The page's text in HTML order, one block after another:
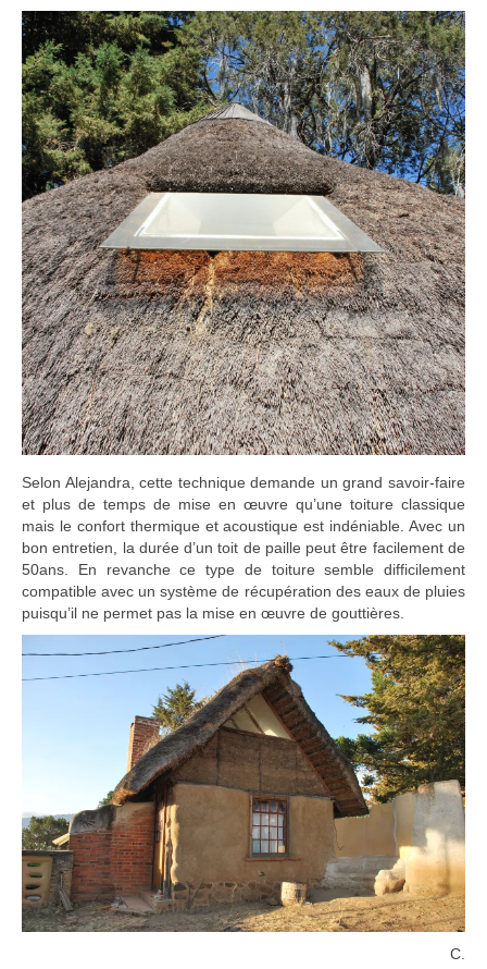
Selon Alejandra, cette technique demande un grand savoir-faire
et plus de temps de mise en œuvre qu’une toiture classique
mais le confort thermique et acoustique est indéniable. Avec un
bon entretien, la durée d’un toit de paille peut être facilement de
50ans. En revanche ce type de toiture semble difficilement
compatible avec un système de récupération des eaux de pluies
puisqu’il ne permet pas la mise en œuvre de gouttières.
C.